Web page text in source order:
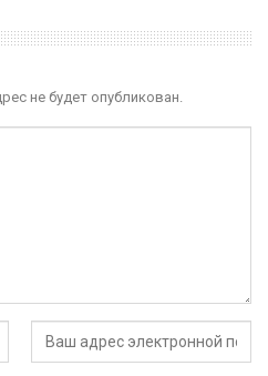
не будет опубликован.